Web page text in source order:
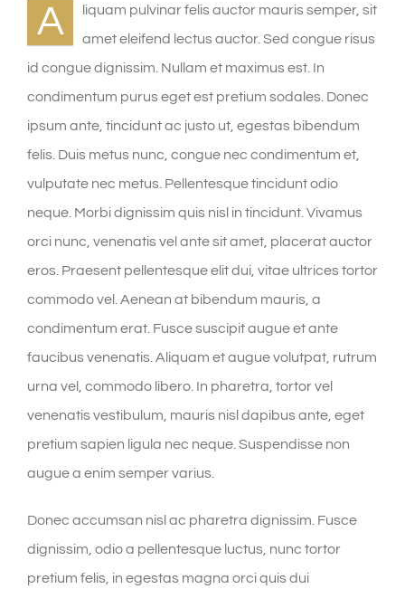
A
liquam pulvinar felis auctor mauris semper, sit
amet eleifend lectus auctor. Sed congue risus
id congue dignissim. Nullam et maximus est. In
condimentum purus eget est pretium sodales. Donec
ipsum ante, tincidunt ac justo ut, egestas bibendum
felis. Duis metus nunc, congue nec condimentum et,
vulputate nec metus. Pellentesque tincidunt odio
neque. Morbi dignissim quis nisl in tincidunt. Vivamus
orci nunc, venenatis vel ante sit amet, placerat auctor
eros. Praesent pellentesque elit dui, vitae ultrices tortor
commodo vel. Aenean at bibendum mauris, a
condimentum erat. Fusce suscipit augue et ante
faucibus venenatis. Aliquam et augue volutpat, rutrum
urna vel, commodo libero. In pharetra, tortor vel
venenatis vestibulum, mauris nisl dapibus ante, eget
pretium sapien ligula nec neque. Suspendisse non
augue a enim semper varius.
Donec accumsan nisl ac pharetra dignissim. Fusce
dignissim, odio a pellentesque luctus, nunc tortor
pretium felis, in egestas magna orci quis dui